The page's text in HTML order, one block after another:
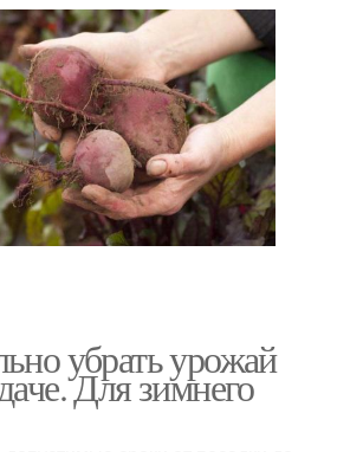
убрать урожай
Для зимнего